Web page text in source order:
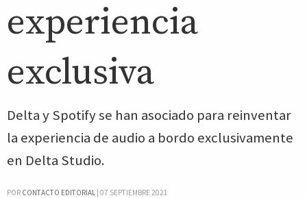
experiencia
exclusiva
Delta y Spotify se han asociado para reinventar
la experiencia de audio a bordo exclusivamente
en Delta Studio.
POR CONTACTO EDITORIAL| 07 SEPTIEMBRE 2021